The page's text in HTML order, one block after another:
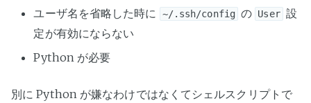
ユーザ名を省略した時に
~/.ssh/config の User 設
定が有効にならない
Python が必要
別に Python が嫌なわけではなくてシェルスクリプトで